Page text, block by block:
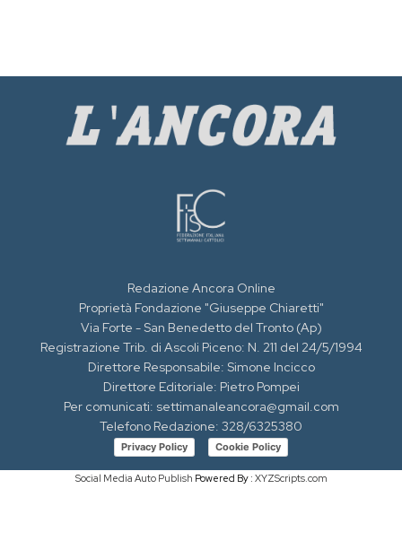
Redazione Ancora Online
Proprietà Fondazione "Giuseppe Chiaretti"
Via Forte - San Benedetto del Tronto (Ap)
Registrazione Trib. di Ascoli Piceno: N. 211 del 24/5/1994
Direttore Responsabile: Simone Incicco
Direttore Editoriale: Pietro Pompei
Per comunicati: settimanaleancora@gmail.com
Telefono Redazione: 328/6325380
Privacy Policy Cookie Policy
Social Media Auto Publish Powered By : XYZScripts.com